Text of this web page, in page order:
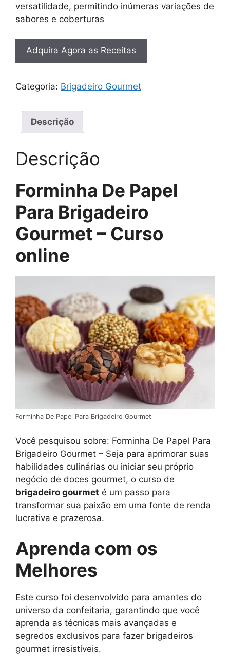
versatilidade, permitindo inúmeras variações de
sabores e coberturas
Adquira Agora as Receitas
Categoria: Brigadeiro Gourmet
Descrição
Descrição
Forminha De Papel
Para Brigadeiro
Gourmet – Curso
online
Forminha De Papel Para Brigadeiro Gourmet
Você pesquisou sobre: Forminha De Papel Para
Brigadeiro Gourmet – Seja para aprimorar suas
habilidades culinárias ou iniciar seu próprio
negócio de doces gourmet, o curso de
brigadeiro gourmet é um passo para
transformar sua paixão em uma fonte de renda
lucrativa e prazerosa.
Aprenda com os
Melhores
Este curso foi desenvolvido para amantes do
universo da confeitaria, garantindo que você
aprenda as técnicas mais avançadas e
segredos exclusivos para fazer brigadeiros
gourmet irresistíveis.